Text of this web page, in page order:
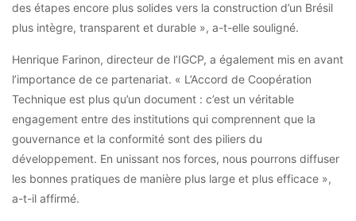
des étapes encore plus solides vers la construction d’un Brésil
plus intègre, transparent et durable », a-t-elle souligné.
Henrique Farinon, directeur de l’IGCP, a également mis en avant
l’importance de ce partenariat. « L’Accord de Coopération
Technique est plus qu’un document : c’est un véritable
engagement entre des institutions qui comprennent que la
gouvernance et la conformité sont des piliers du
développement. En unissant nos forces, nous pourrons diffuser
les bonnes pratiques de manière plus large et plus efficace »,
a-t-il affirmé.